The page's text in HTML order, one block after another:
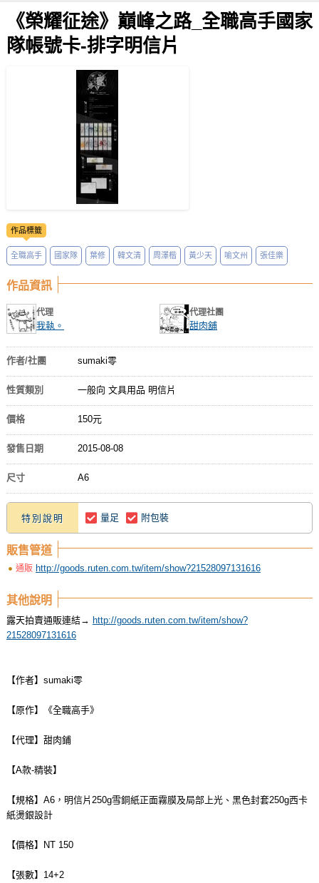
攤位轉讓區
會員功能選單
註冊會員
登入
《榮耀征途》巔峰之路_全職高手國家
隊帳號卡-排字明信片
作品標籤
全職高手 國家隊 葉修 韓文清 周澤楷 黃少天 喻文州 張佳樂
作品資訊
代理
我執。
代理社團
甜肉舖
作者/社團 sumaki零
性質類別 一般向 文具用品 明信片
價格 150元
發售日期 2015-08-08
尺寸 A6
特別說明 量足 附包裝
販售管道
通販 http://goods.ruten.com.tw/item/show?21528097131616
其他說明
露天拍賣通販連結→ http://goods.ruten.com.tw/item/show?
21528097131616
【作者】sumaki零
【原作】《全職高手》
【代理】甜肉鋪
【A款-精裝】
【規格】A6，明信片250g雪銅紙正面霧膜及局部上光、黑色封套250g西卡
紙燙銀設計
【價格】NT 150
【張數】14+2